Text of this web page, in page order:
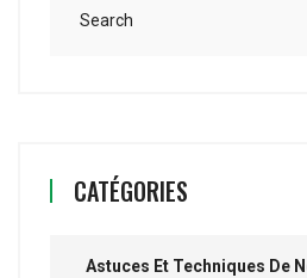
CATÉGORIES
Astuces Et Techniques De